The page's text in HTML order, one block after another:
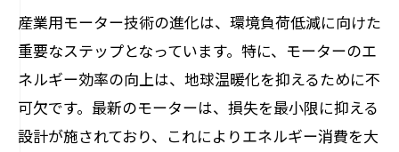
産業用モーター技術の進化は、環境負荷低減に向けた
重要なステップとなっています。特に、モーターのエ
ネルギー効率の向上は、地球温暖化を抑えるために不
可欠です。最新のモーターは、損失を最小限に抑える
設計が施されており、これによりエネルギー消費を大